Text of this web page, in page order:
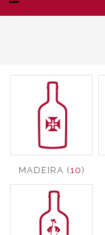
MADEIRA (10)